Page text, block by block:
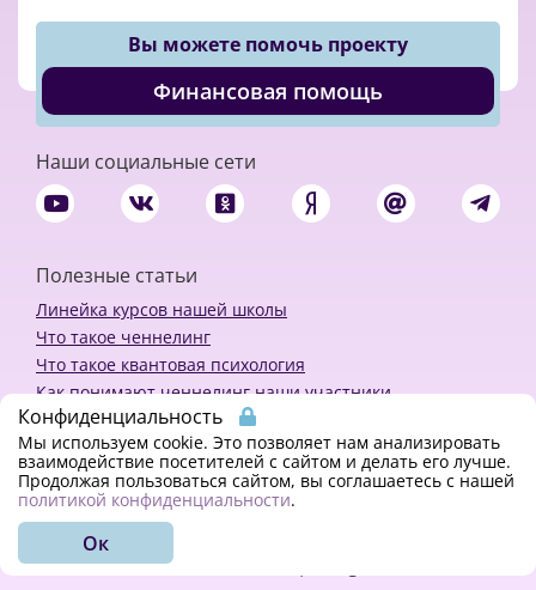
Вы можете помочь проекту
Финансовая помощь
Наши социальные сети
Полезные статьи
Линейка курсов нашей школы
Что такое ченнелинг
Что такое квантовая психология
Как понимают ченнелинг наши участники
Политика конфиденциальности
Закажи ченнелинг
© 2018 - 2023 Kvreal2018 | All rights reserved.
Конфиденциальность
Мы используем cookie. Это позволяет нам анализировать
взаимодействие посетителей с сайтом и делать его лучше.
Продолжая пользоваться сайтом, вы соглашаетесь с нашей
политикой конфиденциальности.
Ок